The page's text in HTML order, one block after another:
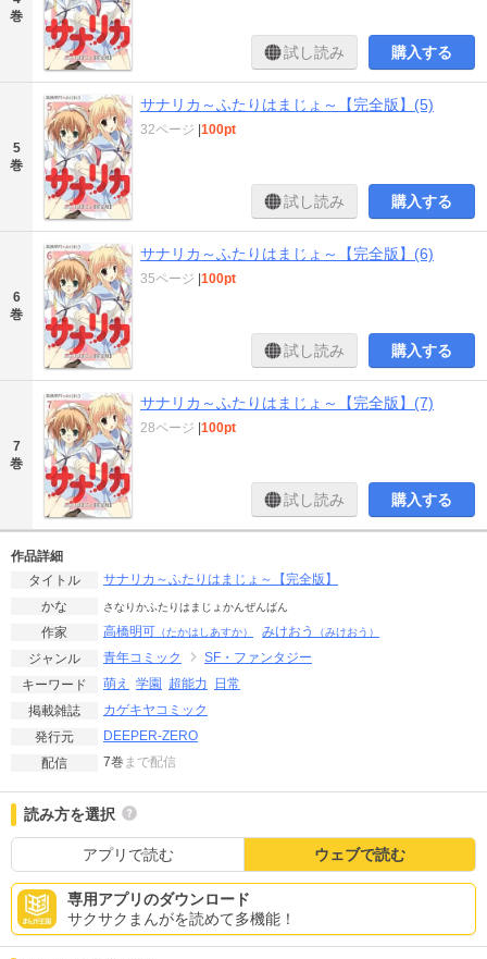
巻
試し読み 購入する
5
巻
サナリカ～ふたりはまじょ～【完全版】(5)
32ページ 100pt
試し読み 購入する
6
巻
サナリカ～ふたりはまじょ～【完全版】(6)
35ページ 100pt
試し読み 購入する
7
巻
サナリカ～ふたりはまじょ～【完全版】(7)
28ページ 100pt
試し読み 購入する
作品詳細
タイトル
サナリカ～ふたりはまじょ～【完全版】
かな
さなりかふたりはまじょかんぜんばん
作家 高橋明可 （たかはしあすか） みけおう （みけおう）
ジャンル 青年コミック
SF・ファンタジー
キーワード
萌え 学園 超能力
日常
掲載雑誌
カゲキヤコミック
発行元
DEEPER-ZERO
配信
7巻 まで配信
読み方を選択
アプリで読む ウェブで読む
専用アプリのダウンロード
サクサクまんがを読めて多機能！